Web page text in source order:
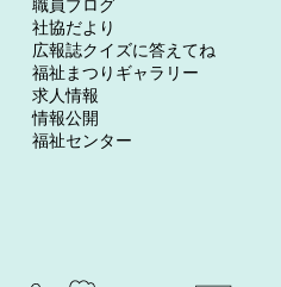
職員ブログ
社協だより
広報誌クイズに答えてね
福祉まつりギャラリー
求人情報
情報公開
福祉センター